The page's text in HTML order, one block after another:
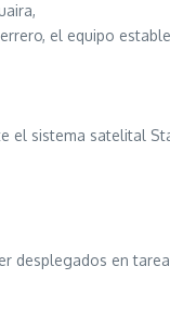
el equipo
sistema satelital
en